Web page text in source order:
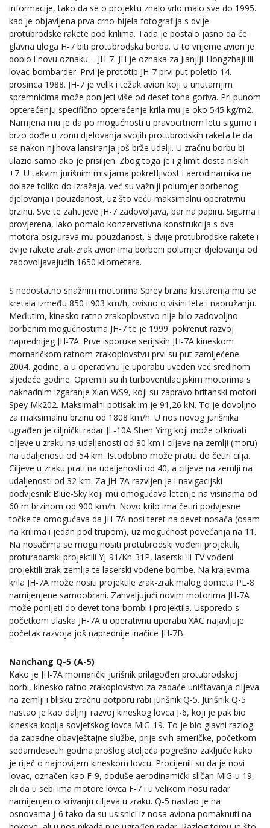
informacije, tako da se o projektu znalo vrlo malo sve do 1995.
kad je objavljena prva crno-bijela fotografija s dvije
protubrodske rakete pod krilima. Tada je postalo jasno da će
glavna uloga H-7 biti protubrodska borba. U to vrijeme avion je
dobio i novu oznaku – JH-7. JH je oznaka za Jianjiji-Hongzhaji ili
lovac-bombarder. Prvi je prototip JH-7 prvi put poletio 14.
prosinca 1988. JH-7 je velik i težak avion koji u unutarnjim
spremnicima može ponijeti više od deset tona goriva. Pri punom
opterećenju specifično opterećenje krila mu je oko 545 kg/m2.
Namjena mu je da po mogućnosti u pravocrtnom letu sigurno i
brzo dođe u zonu djelovanja svojih protubrodskih raketa te da
se nakon njihova lansiranja još brže udalji. U zračnu borbu bi
ulazio samo ako je prisiljen. Zbog toga je i g limit dosta niskih
+7. U takvim jurišnim misijama pokretljivost i aerodinamika ne
dolaze toliko do izražaja, već su važniji polumjer borbenog
djelovanja i pouzdanost, uz što veću maksimalnu operativnu
brzinu. Sve te zahtijeve JH-7 zadovoljava, bar na papiru. Sigurna i
provjerena, iako pomalo konzervativna konstrukcija s dva
motora osigurava mu pouzdanost. S dvije protubrodske rakete i
dvije rakete zrak-zrak avion ima borbeni polumjer djelovanja od
zadovoljavajućih 1650 kilometara.
S nedostatno snažnim motorima Sprey brzina krstarenja mu se
kretala između 850 i 903 km/h, ovisno o visini leta i naoružanju.
Međutim, kinesko ratno zrakoplovstvo nije bilo zadovoljno
borbenim mogućnostima JH-7 te je 1999. pokrenut razvoj
naprednijeg JH-7A. Prve isporuke serijskih JH-7A kineskom
mornaričkom ratnom zrakoplovstvu prvi su put zamijećene
2004. godine, a u operativnu je uporabu uveden već sredinom
sljedeće godine. Opremili su ih turboventilacijskim motorima s
naknadnim izgaranje Xian WS9, koji su zapravo britanski motori
Spey Mk202. Maksimalni potisak im je 91,26 kN. To je dovoljno
za maksimalnu brzinu od 1808 km/h. U nos novog jurišnika
ugrađen je ciljnički radar JL-10A Shen Ying koji može otkrivati
ciljeve u zraku na udaljenosti od 80 km i ciljeve na zemlji (moru)
na udaljenosti od 54 km. Istodobno može pratiti do četiri cilja.
Ciljeve u zraku prati na udaljenosti od 40, a ciljeve na zemlji na
udaljenosti od 32 km. Za JH-7A razvijen je i navigacijski
podvjesnik Blue-Sky koji mu omogućava letenje na visinama od
60 m brzinom od 900 km/h. Novo krilo ima četiri podvjesne
točke te omogućava da JH-7A nosi teret na devet nosača (osam
na krilima i jedan pod trupom), uz mogućnost povećanja na 11.
Na nosačima se mogu nositi protubrodski vođeni projektili,
proturadarski projektili YJ-91/Kh-31P, laserski ili TV vođeni
projektili zrak-zemlja te laserski vođene bombe. Na krajevima
krila JH-7A može nositi projektile zrak-zrak malog dometa PL-8
namijenjene samoobrani. Zahvaljujući novim motorima JH-7A
može ponijeti do devet tona bombi i projektila. Usporedo s
početkom ulaska JH-7A u operativnu uporabu XAC najavljuje
početak razvoja još naprednije inačice JH-7B.
Nanchang Q-5 (A-5)
Kako je JH-7A mornarički jurišnik prilagođen protubrodskoj
borbi, kinesko ratno zrakoplovstvo za zadaće uništavanja ciljeva
na zemlji i blisku zračnu potporu rabi jurišnik Q-5. Jurišnik Q-5
nastao je kao daljnji razvoj kineskog lovca J-6, koji je pak bio
kineska kopija sovjetskog lovca MiG-19. To je bio glavni razlog
da zapadne obavještajne službe, prije svih američke, početkom
sedamdesetih godina prošlog stoljeća pogrešno zaključe kako
je riječ o najnovijem kineskom lovcu. Procijenili su da je novi
lovac, označen kao F-9, doduše aerodinamički sličan MiG-u 19,
ali da u sebi ima motore lovca F-7 i u velikom nosu radar
namijenjen otkrivanju ciljeva u zraku. Q-5 nastao je na
osnovama J-6 tako da su usisnici iz nosa aviona pomaknuti na